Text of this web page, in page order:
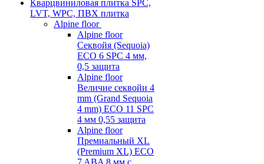
Кварцвиниловая плитка SPC,
LVT, WPC, ПВХ плитка
Alpine floor
Alpine floor
Секвойя (Sequoia)
ECO 6 SPC 4 мм,
0,5 защита
Alpine floor
Величие секвойи 4
mm (Grand Sequoia
4 mm) ECO 11 SPC
4 мм 0,55 защита
Alpine floor
Премиальный XL
(Premium XL) ECO
7 ABA 8 мм с